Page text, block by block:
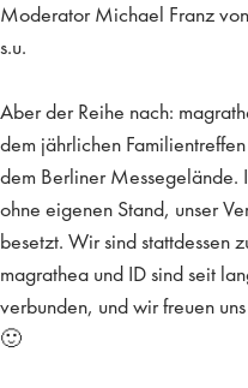
Moderator Michael Franz
s.u.
Aber der Reihe nach:
dem jährlichen
dem Berliner Messegelände.
ohne eigenen Stand, unser
besetzt. Wir sind stattdessen
magrathea und ID sind seit
verbunden, und wir freuen
🙂